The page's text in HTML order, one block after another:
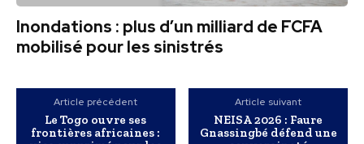
Inondations : plus d’un milliard de FCFA
mobilisé pour les sinistrés
Article précédent
Le Togo ouvre ses
frontières africaines :
Article suivant
NEISA 2026 : Faure
Gnassingbé défend une